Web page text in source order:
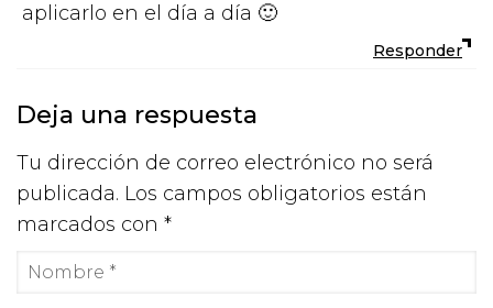
aplicarlo en el día a día 🙂
Responder
Deja una respuesta
Tu dirección de correo electrónico no será
publicada. Los campos obligatorios están
marcados con *